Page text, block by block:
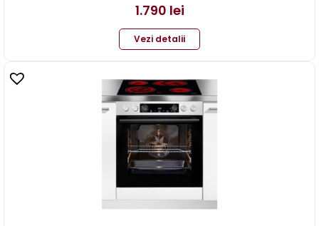
1.790 lei
Vezi detalii